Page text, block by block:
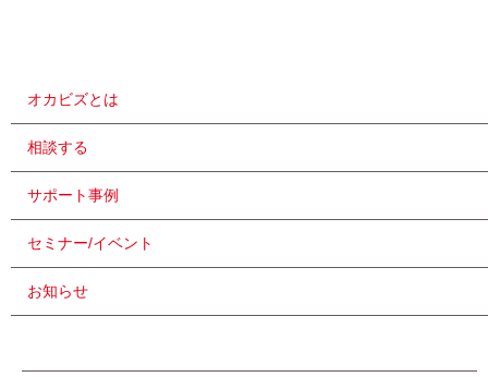
オカビズとは
相談する
サポート事例
セミナー/イベント
お知らせ